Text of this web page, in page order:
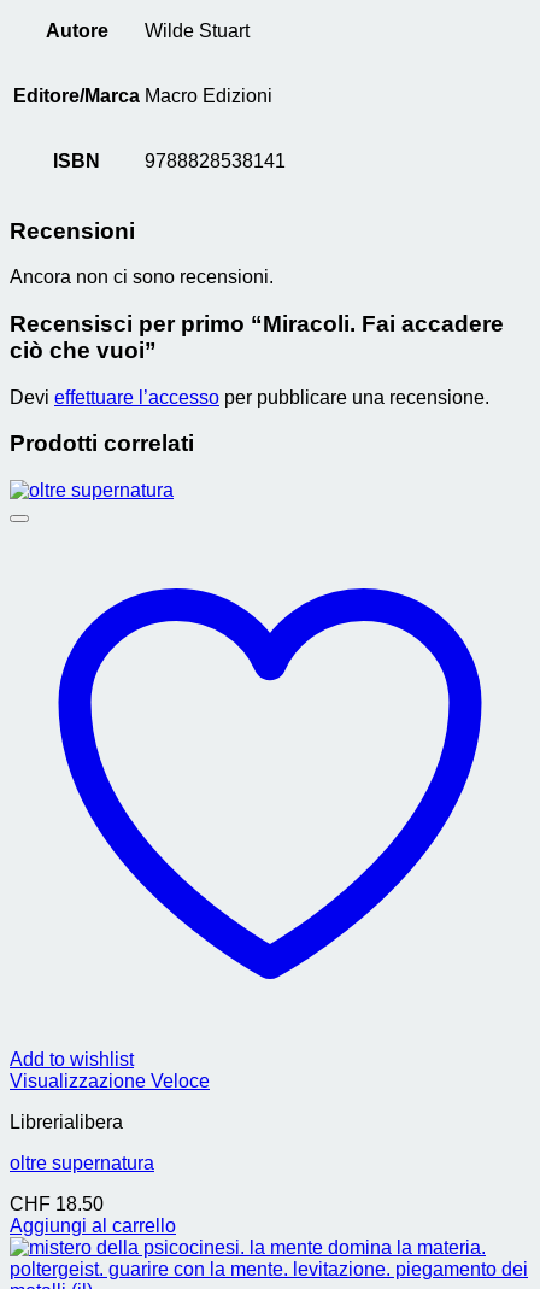
Autore Wilde Stuart
Editore/Marca Macro Edizioni
ISBN 9788828538141
Recensioni
Ancora non ci sono recensioni.
Recensisci per primo “Miracoli. Fai accadere
ciò che vuoi”
Devi effettuare l’accesso per pubblicare una recensione.
Prodotti correlati
Add to wishlist
Visualizzazione Veloce
Librerialibera
oltre supernatura
CHF 18.50
Aggiungi al carrello